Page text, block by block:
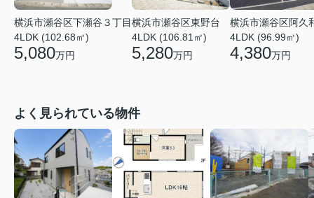
横浜市瀬谷区下瀬谷３丁目
4LDK (102.68㎡)
5,080万円
横浜市瀬谷区東野台
4LDK (106.81㎡)
5,280万円
横浜市瀬谷区阿久
4LDK (96.99㎡)
4,380万円
よく見られている物件